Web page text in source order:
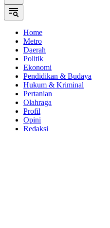
Home
Metro
Daerah
Politik
Ekonomi
Pendidikan & Budaya
Hukum & Kriminal
Pertanian
Olahraga
Profil
Opini
Redaksi